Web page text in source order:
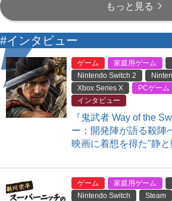
もっと見る
#インタビュー
ゲーム 家庭用ゲーム
Nintendo Switch 2
Xbox Series X
PCゲーム
インタビュー
『鬼武者 Way of the
ー：開発陣が語る殺陣
映画に着想を得た"静と
ゲーム 家庭用ゲーム
Nintendo Switch
Steam